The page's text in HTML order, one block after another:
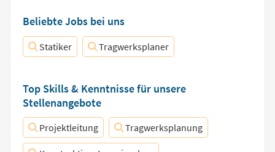
Beliebte Jobs bei uns
Statiker Tragwerksplaner
Top Skills & Kenntnisse für unsere
Stellenangebote
Projektleitung Tragwerksplanung